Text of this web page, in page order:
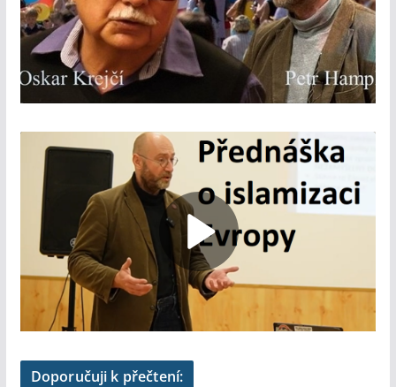
Doporučuji k přečtení: